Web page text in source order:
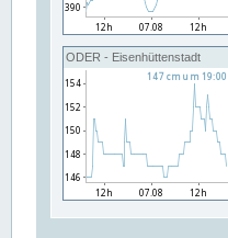
ODER - Eisenhüttenstadt